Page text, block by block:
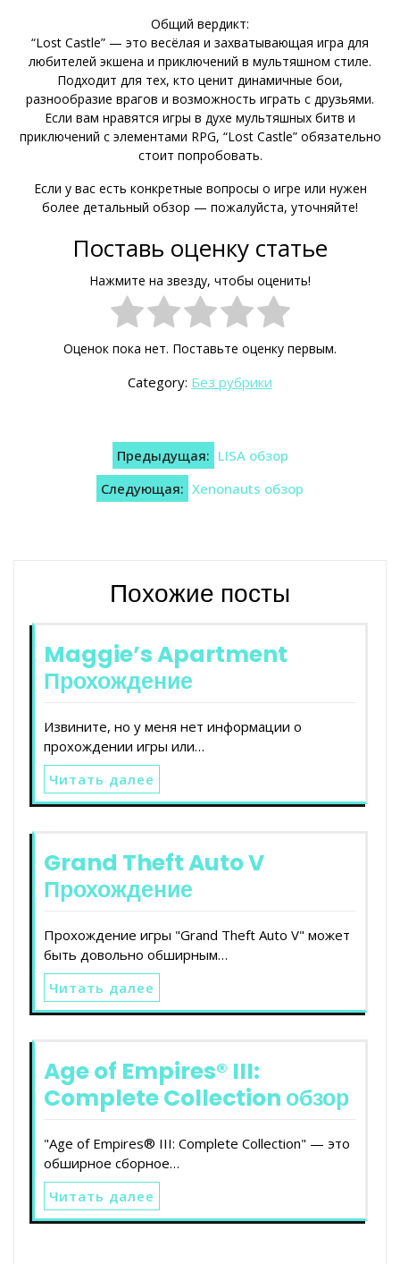
Общий вердикт:
“Lost Castle” — это весёлая и захватывающая игра для
любителей экшена и приключений в мультяшном стиле.
Подходит для тех, кто ценит динамичные бои,
разнообразие врагов и возможность играть с друзьями.
Если вам нравятся игры в духе мультяшных битв и
приключений с элементами RPG, “Lost Castle” обязательно
стоит попробовать.
Если у вас есть конкретные вопросы о игре или нужен
более детальный обзор — пожалуйста, уточняйте!
Поставь оценку статье
Нажмите на звезду, чтобы оценить!
Оценок пока нет. Поставьте оценку первым.
Category: Без рубрики
Навигация
записям
Предыдущая: LISA обзор
Следующая: Xenonauts обзор
Похожие посты
Maggie’s Apartment
Прохождение
Извините, но у меня нет информации о
прохождении игры или…
Читать далее
Grand Theft Auto V
Прохождение
Прохождение игры "Grand Theft Auto V" может
быть довольно обширным…
Читать далее
Age of Empires® III:
Complete Collection обзор
"Age of Empires® III: Complete Collection" — это
обширное сборное…
Читать далее